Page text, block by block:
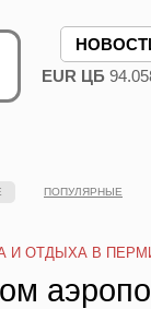
EUR ЦБ
ПОПУЛЯРНЫЕ
И ОТДЫХА В